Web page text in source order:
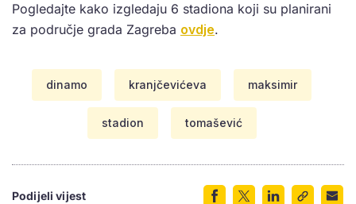
Pogledajte kako izgledaju 6 stadiona koji su planirani
za područje grada Zagreba ovdje.
dinamo kranjčevićeva maksimir
stadion tomašević
Podijeli vijest